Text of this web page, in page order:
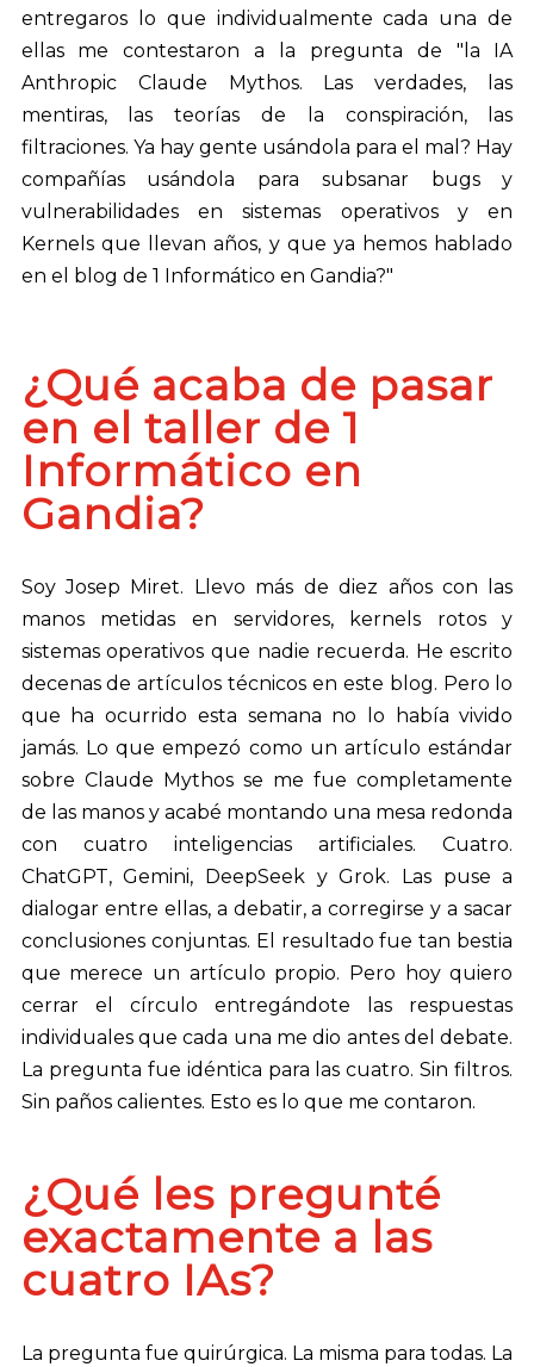
entregaros lo que individualmente cada una de
ellas me contestaron a la pregunta de "la IA
Anthropic Claude Mythos. Las verdades, las
mentiras, las teorías de la conspiración, las
filtraciones. Ya hay gente usándola para el mal? Hay
compañías usándola para subsanar bugs y
vulnerabilidades en sistemas operativos y en
Kernels que llevan años, y que ya hemos hablado
en el blog de 1 Informático en Gandia?"
¿Qué acaba de pasar
en el taller de 1
Informático en
Gandia?
Soy Josep Miret. Llevo más de diez años con las
manos metidas en servidores, kernels rotos y
sistemas operativos que nadie recuerda. He escrito
decenas de artículos técnicos en este blog. Pero lo
que ha ocurrido esta semana no lo había vivido
jamás. Lo que empezó como un artículo estándar
sobre Claude Mythos se me fue completamente
de las manos y acabé montando una mesa redonda
con cuatro inteligencias artificiales. Cuatro.
ChatGPT, Gemini, DeepSeek y Grok. Las puse a
dialogar entre ellas, a debatir, a corregirse y a sacar
conclusiones conjuntas. El resultado fue tan bestia
que merece un artículo propio. Pero hoy quiero
cerrar el círculo entregándote las respuestas
individuales que cada una me dio antes del debate.
La pregunta fue idéntica para las cuatro. Sin filtros.
Sin paños calientes. Esto es lo que me contaron.
¿Qué les pregunté
exactamente a las
cuatro IAs?
La pregunta fue quirúrgica. La misma para todas. La